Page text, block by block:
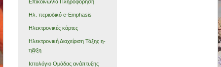
Επικοινωνία Πληροφόρηση
Ηλ. περιοδικό e-Emphasis
Ηλεκτρονικές κάρτες
Ηλεκτρονική Διαχείριση Τάξης η-
τ@ξη
Ιστολόγιο Ομάδας ανάπτυξης